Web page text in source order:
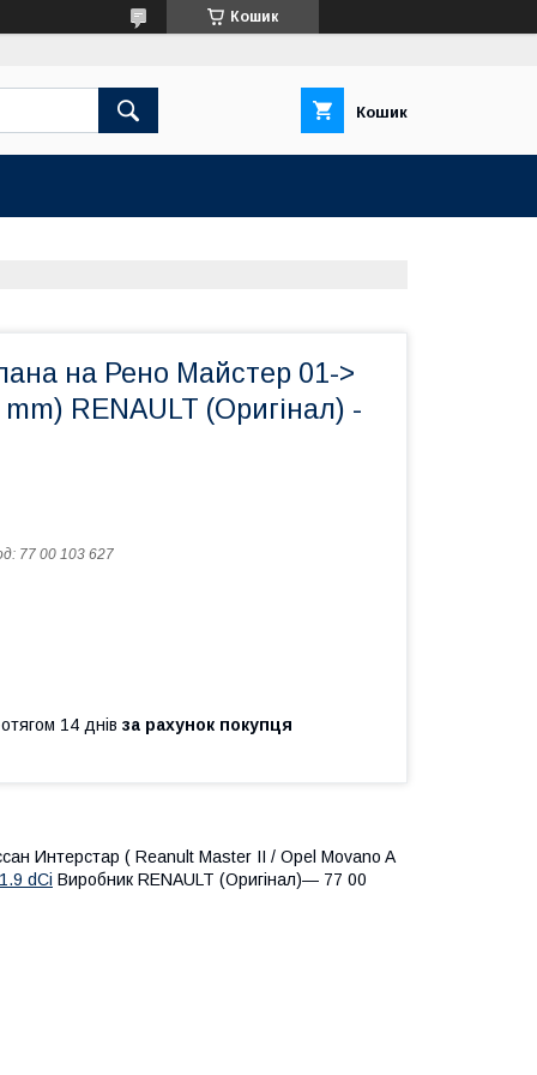
Кошик
Кошик
на Рено Майстер 01->
RENAULT (Оригінал) -
77 00 103 627
14 днів за рахунок покупця
Интерстар ( Reanult Master II / Opel Movano A
dCi Виробник RENAULT (Оригінал)― 77 00